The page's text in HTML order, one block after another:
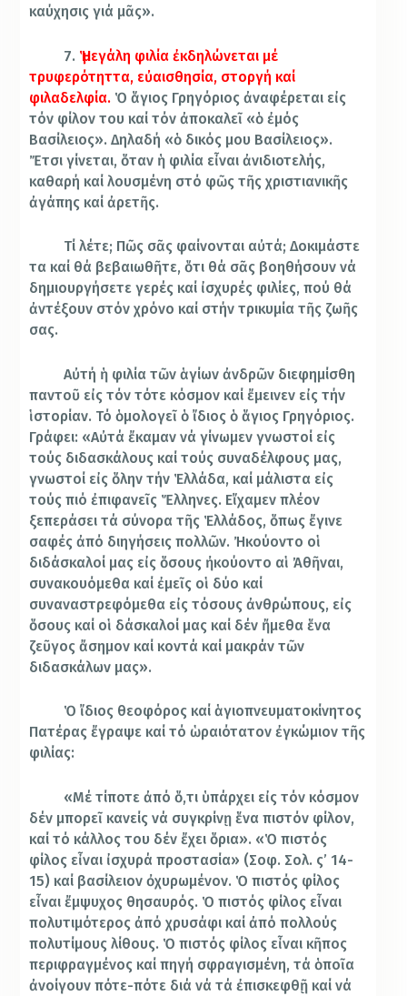
καύχησις γιά μᾶς».
7. Ἡ μεγάλη φιλία ἐκδηλώνεται μέ
τρυφερότηττα, εὐαισθησία, στοργή καί
φιλαδελφία. Ὁ ἅγιος Γρηγόριος ἀναφέρεται εἰς
τόν φίλον του καί τόν ἀποκαλεῖ «ὁ ἐμός
Βασίλειος». Δηλαδή «ὁ δικός μου Βασίλειος».
Ἔτσι γίνεται, ὅταν ἡ φιλία εἶναι ἀνιδιοτελής,
καθαρή καί λουσμένη στό φῶς τῆς χριστιανικῆς
ἀγάπης καί ἀρετῆς.
Τί λέτε; Πῶς σᾶς φαίνονται αὐτά; Δοκιμάστε
τα καί θά βεβαιωθῆτε, ὅτι θά σᾶς βοηθήσουν νά
δημιουργήσετε γερές καί ἰσχυρές φιλίες, πού θά
ἀντέξουν στόν χρόνο καί στήν τρικυμία τῆς ζωῆς
σας.
Αὐτή ἡ φιλία τῶν ἁγίων ἀνδρῶν διεφημίσθη
παντοῦ εἰς τόν τότε κόσμον καί ἔμεινεν εἰς τήν
ἱστορίαν. Τό ὁμολογεῖ ὁ ἴδιος ὁ ἅγιος Γρηγόριος.
Γράφει: «Αὐτά ἔκαμαν νά γίνωμεν γνωστοί εἰς
τούς διδασκάλους καί τούς συναδέλφους μας,
γνωστοί εἰς ὅλην τήν Ἑλλάδα, καί μάλιστα εἰς
τούς πιό ἐπιφανεῖς Ἕλληνες. Εἴχαμεν πλέον
ξεπεράσει τά σύνορα τῆς Ἑλλάδος, ὅπως ἔγινε
σαφές ἀπό διηγήσεις πολλῶν. Ἠκούοντο οἱ
διδάσκαλοί μας εἰς ὅσους ἠκούοντο αἱ Ἀθῆναι,
συνακουόμεθα καί ἐμεῖς οἱ δύο καί
συναναστρεφόμεθα εἰς τόσους ἀνθρώπους, εἰς
ὅσους καί οἱ δάσκαλοί μας καί δέν ἤμεθα ἕνα
ζεῦγος ἄσημον καί κοντά καί μακράν τῶν
διδασκάλων μας».
Ὁ ἴδιος θεοφόρος καί ἁγιοπνευματοκίνητος
Πατέρας ἔγραψε καί τό ὡραιότατον ἐγκώμιον τῆς
φιλίας:
«Μέ τίποτε ἀπό ὅ,τι ὑπάρχει εἰς τόν κόσμον
δέν μπορεῖ κανείς νά συγκρίνῃ ἕνα πιστόν φίλον,
καί τό κάλλος του δέν ἔχει ὅρια». «Ὁ πιστός
φίλος εἶναι ἰσχυρά προστασία» (Σοφ. Σολ. ς’ 14-
15) καί βασίλειον ὀχυρωμένον. Ὁ πιστός φίλος
εἶναι ἔμψυχος θησαυρός. Ὁ πιστός φίλος εἶναι
πολυτιμότερος ἀπό χρυσάφι καί ἀπό πολλούς
πολυτίμους λίθους. Ὁ πιστός φίλος εἶναι κῆπος
περιφραγμένος καί πηγή σφραγισμένη, τά ὁποῖα
ἀνοίγουν πότε-πότε διά νά τά ἐπισκεφθῇ καί νά